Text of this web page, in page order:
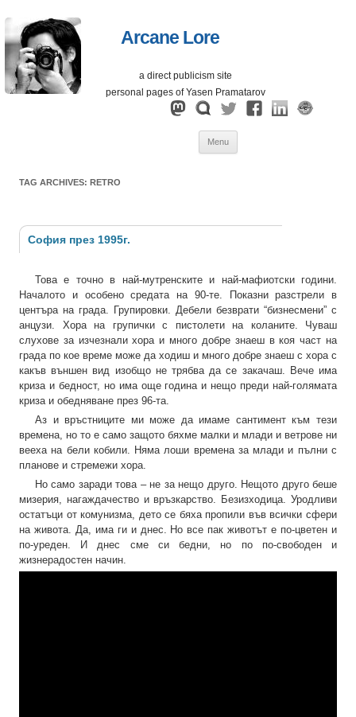
Arcane Lore
a direct publicism site
personal pages of Yasen Pramatarov
Menu
TAG ARCHIVES: RETRO
София през 1995г.
Това е точно в най-мутренските и най-мафиотски години.
Началото и особено средата на 90-те. Показни разстрели в
центъра на града. Групировки. Дебели безврати “бизнесмени” с
анцузи. Хора на групички с пистолети на коланите. Чуваш
слухове за изчезнали хора и много добре знаеш в коя част на
града по кое време може да ходиш и много добре знаеш с хора с
какъв външен вид изобщо не трябва да се закачаш. Вече има
криза и бедност, но има още година и нещо преди най-голямата
криза и обедняване през 96-та.
Аз и връстниците ми може да имаме сантимент към тези
времена, но то е само защото бяхме малки и млади и ветрове ни
вееха на бели кобили. Няма лоши времена за млади и пълни с
планове и стремежи хора.
Но само заради това – не за нещо друго. Нещото друго беше
мизерия, нагаждачество и връзкарство. Безизходица. Уродливи
остатъци от комунизма, дето се бяха пропили във всички сфери
на живота. Да, има ги и днес. Но все пак животът е по-цветен и
по-уреден. И днес сме си бедни, но по по-свободен и
жизнерадостен начин.